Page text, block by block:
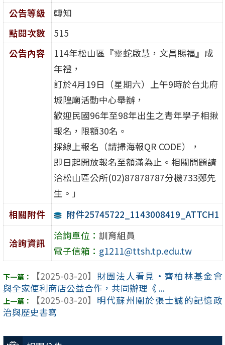
公告等級
轉知
點閱次數
515
公告內容
114年松山區『靈蛇啟慧，文昌賜福』成
年禮，
訂於4月19日（星期六）上午9時於台北府
城隍廟活動中心舉辦，
歡迎民國96年至98年出生之青年學子相揪
報名，限額30名。
採線上報名（請掃海報QR CODE），
即日起開放報名至額滿為止。相關問題請
洽松山區公所(02)87878787分機733鄭先
生。」
相關附件
附件25745722_1143008419_ATTCH1
洽詢資訊
洽詢單位： 訓育組員
電子信箱： g1211@ttsh.tp.edu.tw
【2025-03-20】 財團法人看見·齊柏林基金會
與全家便利商店公益合作，共同辦理《 ...
【2025-03-20】 明代蘇州關於張士誠的記憶政
治與歷史書寫